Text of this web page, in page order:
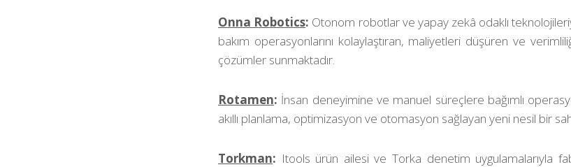
Onna Robotics: Otonom robotlar ve yapay zekâ odaklı
bakım operasyonlarını kolaylaştıran, maliyetleri düşüren ve
çözümler sunmaktadır.
Rotamen: İnsan deneyimine ve manuel süreçlere bağımlı
akıllı planlama, optimizasyon ve otomasyon sağlayan yeni nesil bir
Torkman: Itools ürün ailesi ve Torka denetim uygulamalarıyla